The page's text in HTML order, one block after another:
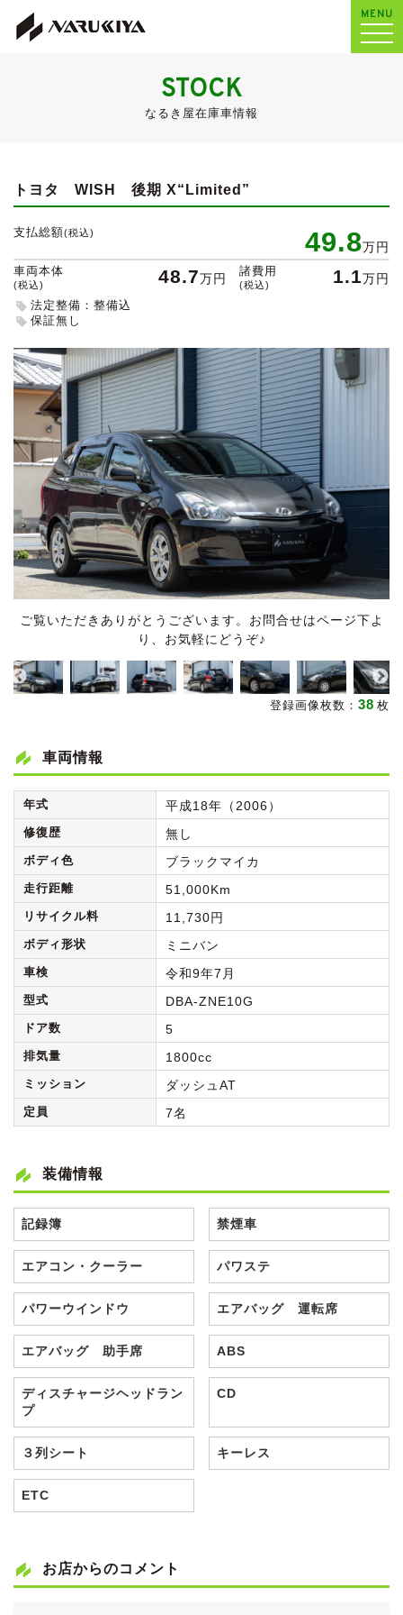
MENU
STOCK
なるき屋在庫車情報
トヨタ WISH 後期 X“Limited”
支払総額(税込) 49.8万円
車両本体
(税込) 48.7万円 諸費用
(税込) 1.1万円
法定整備：整備込
保証無し
ご覧いただきありがとうございます。お問合せはページ下よ
り、お気軽にどうぞ♪
登録画像枚数： 38 枚
車両情報
年式 平成18年（2006）
修復歴 無し
ボディ色 ブラックマイカ
走行距離 51,000Km
リサイクル料 11,730円
ボディ形状 ミニバン
車検 令和9年7月
型式 DBA-ZNE10G
ドア数 5
排気量 1800cc
ミッション ダッシュAT
定員 7名
装備情報
記録簿 禁煙車
エアコン・クーラー パワステ
パワーウインドウ エアバッグ 運転席
エアバッグ 助手席 ABS
ディスチャージヘッドラン
プ
CD
３列シート キーレス
ETC
お店からのコメント